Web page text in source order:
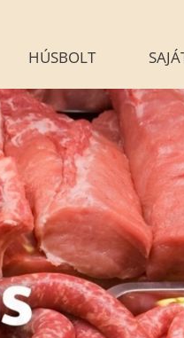
HÚSBOLT
HÚSÁRU-AUTOMATA
BLOG
GALÉRIA